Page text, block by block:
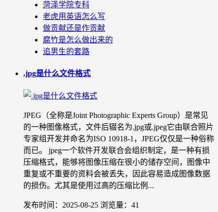
菏泽学院专科
老虎用英语怎么写
做贡献还是作贡献
腐竹是怎么做出来的
追男生的套路
.jpg是什么文件格式
JPEG（全称是Joint Photographic Experts Group）是常见
的一种图像格式，文件后辍名为.jpg或.jpeg它由联合照片
专家组开发并命名为ISO 10918-1，JPEG仅仅是一种俗称
而已。 jpeg一个软件开发联合会组织制定，是一种有损
压缩格式，能够将图像压缩在很小的储存空间，图像中
重复或不重要的资料会被丢失，因此容易造成图像数据
的损伤。尤其是使用过高的压缩比例...
发布时间：2025-08-25 浏览量：41